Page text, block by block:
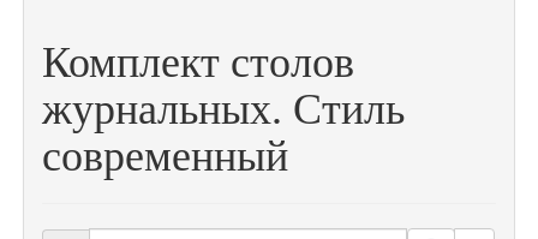
Комплект столов
журнальных. Стиль
современный